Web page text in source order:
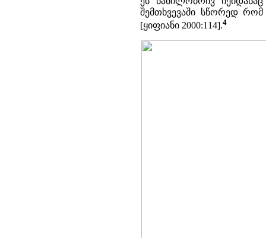
შემთხვევაში სწორედ
[ყიფიანი 2000:114].4